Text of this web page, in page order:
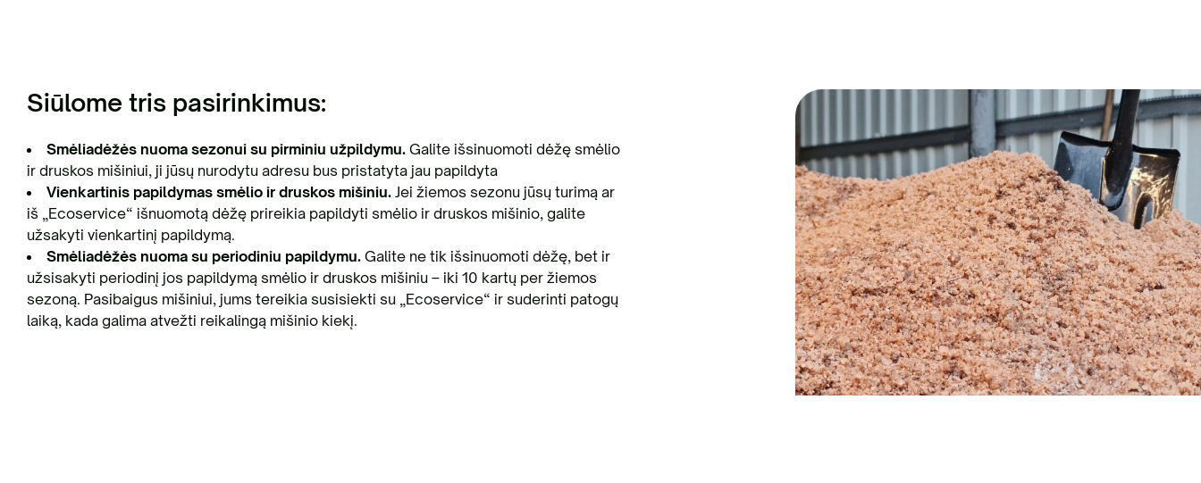
Siūlome tris pasirinkimus:
Smėliadėžės nuoma sezonui su pirminiu užpildymu. Galite išsinuomoti dėžę smėlio
ir druskos mišiniui, ji jūsų nurodytu adresu bus pristatyta jau papildyta
Vienkartinis papildymas smėlio ir druskos mišiniu. Jei žiemos sezonu jūsų turimą ar
iš „Ecoservice“ išnuomotą dėžę prireikia papildyti smėlio ir druskos mišinio, galite
užsakyti vienkartinį papildymą.
Smėliadėžės nuoma su periodiniu papildymu. Galite ne tik išsinuomoti dėžę, bet ir
užsisakyti periodinį jos papildymą smėlio ir druskos mišiniu – iki 10 kartų per žiemos
sezoną. Pasibaigus mišiniui, jums tereikia susisiekti su „Ecoservice“ ir suderinti patogų
laiką, kada galima atvežti reikalingą mišinio kiekį.